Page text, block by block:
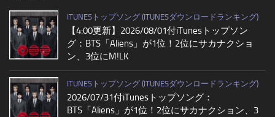
ITUNESトップソング (ITUNESダウンロードランキング)
【4:00更新】2026/08/01付iTunesトップソン
グ：BTS「Aliens」が1位！2位にサカナクショ
ン、3位にM!LK
ITUNESトップソング (ITUNESダウンロードランキング)
2026/07/31付iTunesトップソング：
BTS「Aliens」が1位！2位にサカナクション、3